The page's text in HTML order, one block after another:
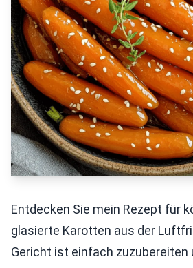
Entdecken Sie mein Rezept für
glasierte Karotten aus der
Gericht ist einfach zuzubereiten